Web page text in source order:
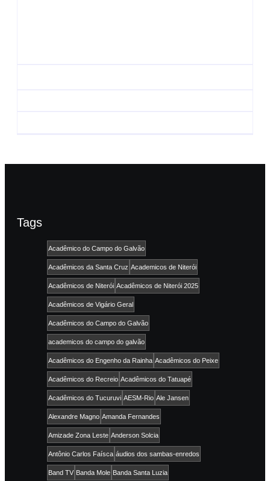
Tags
Acadêmico do Campo do Galvão
Acadêmicos da Santa Cruz Academicos de Niterói
Acadêmicos de Niterói Acadêmicos de Niterói 2025
Acadêmicos de Vigário Geral
Acadêmicos do Campo do Galvão
academicos do campo do galvão
Acadêmicos do Engenho da Rainha Acadêmicos do Peixe
Acadêmicos do Recreio Acadêmicos do Tatuapé
Acadêmicos do Tucuruvi AESM-Rio Ale Jansen
Alexandre Magno Amanda Fernandes
Amizade Zona Leste Anderson Solcia
Antônio Carlos Faísca áudios dos sambas-enredos
Band TV Banda Mole Banda Santa Luzia